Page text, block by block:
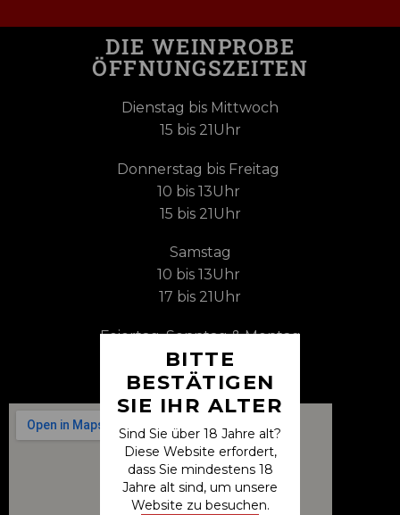
BITTE
BESTÄTIGEN
SIE IHR ALTER
Sind Sie über 18 Jahre alt?
Diese Website erfordert,
dass Sie mindestens 18
Jahre alt sind, um unsere
Website zu besuchen.
DIE WEINPROBE
ÖFFNUNGSZEITEN
Dienstag bis Mittwoch
15 bis 21Uhr
Donnerstag bis Freitag
10 bis 13Uhr
15 bis 21Uhr
Samstag
10 bis 13Uhr
17 bis 21Uhr
Feiertag, Sonntag & Montag
Ruhetag